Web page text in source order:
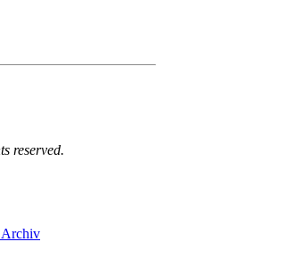
reserved.
Archiv